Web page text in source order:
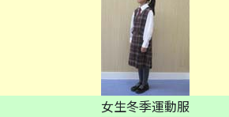
女生冬季運動服